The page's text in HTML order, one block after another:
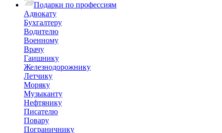
Подарки по профессиям
Адвокату
Бухгалтеру
Водителю
Военному
Врачу
Гаишнику
Железнодорожнику
Летчику
Моряку
Музыканту
Нефтянику
Писателю
Повару
Пограничнику